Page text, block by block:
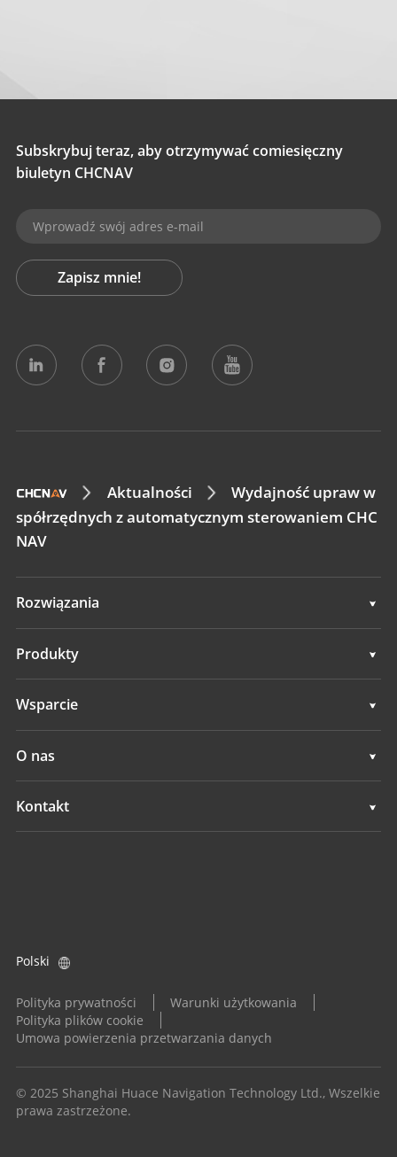
Subskrybuj teraz, aby otrzymywać comiesięczny
biuletyn CHCNAV
Zapisz mnie!
Aktualności
Wydajność upraw w
spółrzędnych z automatycznym sterowaniem CHC
NAV
Rozwiązania
Rozwiązania
Produkty
Systemy automatycznego sterowania
Systemy niwelacji terenu
Wsparcie
O nas
Przegląd
Kontakt
Polityka prywatności
Warunki użytkowania
Polityka plików cookie
Umowa powierzenia przetwarzania danych
Polski
© 2025 Shanghai Huace Navigation Technology Ltd., Wszelkie
prawa zastrzeżone.